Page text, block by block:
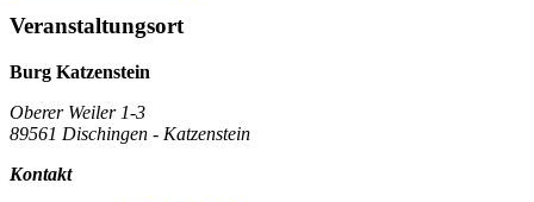
Veranstaltungsort
Burg Katzenstein
Oberer Weiler 1-3
89561 Dischingen - Katzenstein
Kontakt